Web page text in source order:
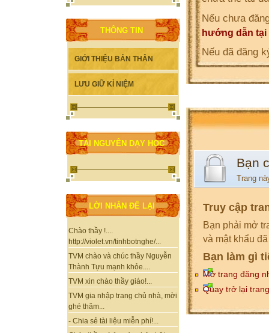
THÔNG TIN
GIỚI THIỆU BẢN THÂN
LƯU GIỮ KỈ NIỆM
TÀI NGUYÊN DẠY HỌC
LỜI NHẮN ĐỂ LẠI
Chào thầy !....
http://violet.vn/tinhbotnghe/...
TVM chào và chúc thầy Nguyễn
Thành Tựu mạnh khỏe....
TVM xin chào thầy giáo!...
TVM gia nhập trang chủ nhà, mời
ghé thăm...
- Chia sẻ tài liệu miễn phí!...
Nếu chưa
hướng dẫn tại
Nếu đã đăng
Bạn
Trang
Truy cập
Bạn phải mở
và mật khẩu
Bạn làm gì
Mở trang đăng
Quay trở lại